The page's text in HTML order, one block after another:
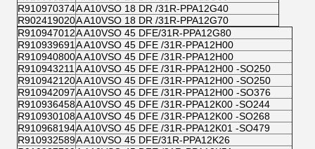
R910970374A A10VSO 18 DR /31R-PPA12G40
R902419020A A10VSO 18 DR /31R-PPA12G70
R910947012A A10VSO 45 DFE/31R-PPA12G80
R910939691 A A10VSO 45 DFE /31R-PPA12H00
R910940800A A10VSO 45 DFE /31R-PPA12H00
R910943211 A A10VSO 45 DFE /31R-PPA12H00 -SO250
R910942120A A10VSO 45 DFE /31R-PPA12H00 -SO250
R910942097A A10VSO 45 DFE /31R-PPA12H00 -SO376
R910936458A A10VSO 45 DFE /31R-PPA12K00 -SO244
R910930108A A10VSO 45 DFE /31R-PPA12K00 -SO268
R910968194A A10VSO 45 DFE /31R-PPA12K01 -SO479
R910932589A A10VSO 45 DFE/31R-PPA12K26